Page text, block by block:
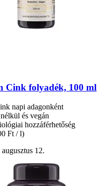
Cink folyadék, 100 ml
napi adagonként
és vegán
hozzáférhetőség
Ft / l)
12.